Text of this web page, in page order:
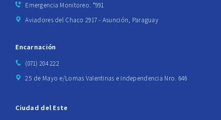
Emergencia Monitoreo: *991
Aviadores del Chaco 2917 - Asunción, Paraguay
Encarnación
(071) 204 222
25 de Mayo e/Lomas Valentinas e Independencia Nro. 646
Ciudad del Este